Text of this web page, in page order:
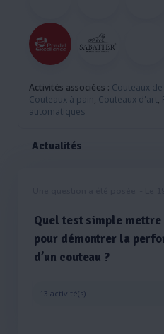
Activités associées : Couteaux
Couteaux à pain, Couteaux d'art,
automatiques
Actualités
Quel test simple mettre
pour démontrer la
d’un couteau ?
13 activité(s)